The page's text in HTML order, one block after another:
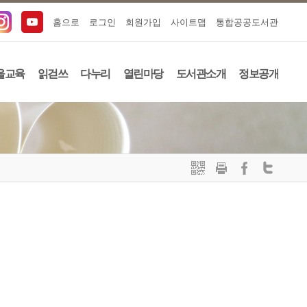
홈으로 로그인 회원가입 사이트맵 통합공공도서관
교육 읽걷쓰 다누리 열린마당 도서관소개 정보공개